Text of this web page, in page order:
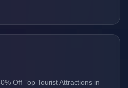
Off Top Tourist Attractions in